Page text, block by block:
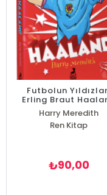
Futbolun
Erling Braut
Harry Meredith
Ren Kitap
₺90,00